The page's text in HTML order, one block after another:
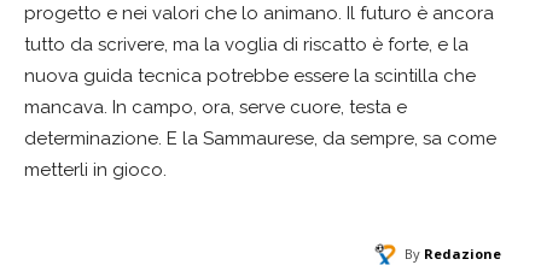
progetto e nei valori che lo animano. Il futuro è ancora
tutto da scrivere, ma la voglia di riscatto è forte, e la
nuova guida tecnica potrebbe essere la scintilla che
mancava. In campo, ora, serve cuore, testa e
determinazione. E la Sammaurese, da sempre, sa come
metterli in gioco.
By Redazione